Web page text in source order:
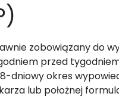
zobowiązany do
przed
dniowy okres
lub położnej